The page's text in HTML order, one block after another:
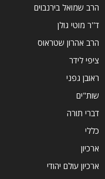
הרב שמואל בירנבוים
ד''ר מוטי גולן
הרב אהרון שטראוס
ציפי לידר
ראובן גפני
שות"ים
דברי תורה
כללי
ארכיון
ארכיון עולם יהודי